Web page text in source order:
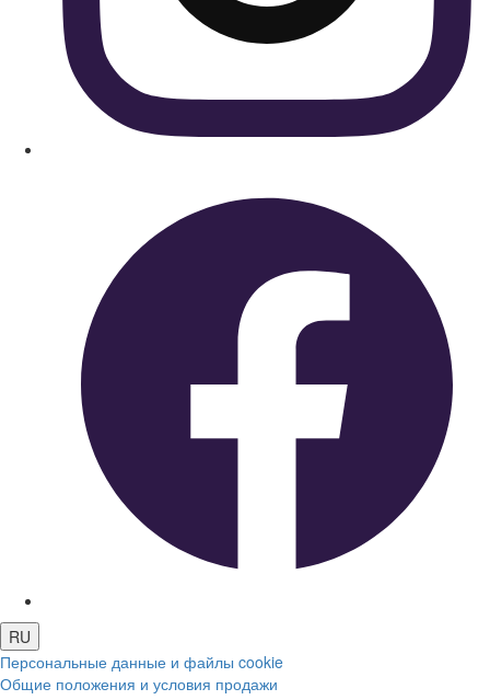
RU
Персональные данные и файлы cookie
Общие положения и условия продажи